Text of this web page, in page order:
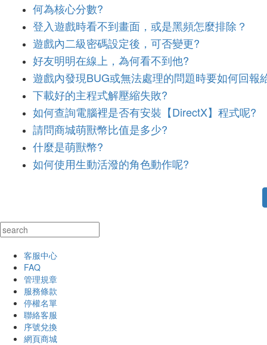
何為核心分數?
登入遊戲時看不到畫面，或是黑頻怎麼排除？
遊戲內二級密碼設定後，可否變更?
好友明明在線上，為何看不到他?
遊戲內發現BUG或無法處理的問題時要如何回報
下載好的主程式解壓縮失敗?
如何查詢電腦裡是否有安裝【DirectX】程式呢?
請問商城萌獸幣比值是多少?
什麼是萌獸幣?
如何使用生動活潑的角色動作呢?
客服中心
FAQ
管理規章
服務條款
停權名單
聯絡客服
序號兌換
網頁商城